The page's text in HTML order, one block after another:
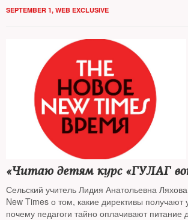
SEPTEMBER 1, WEB EXCLUSIVE
«Читаю детям курс «ГУЛАГ
Сельский учитель Лидия Анатольевна
New Times о том, какие директивы получают
почему педагоги тайно оплачивают питание